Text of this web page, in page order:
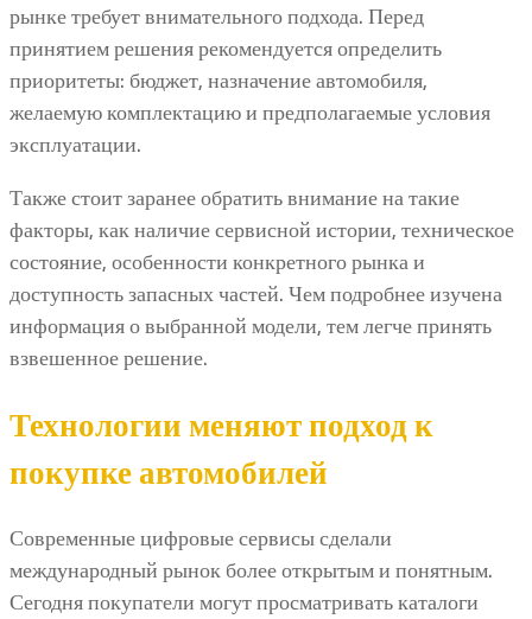
рынке требует внимательного подхода. Перед
принятием решения рекомендуется определить
приоритеты: бюджет, назначение автомобиля,
желаемую комплектацию и предполагаемые условия
эксплуатации.
Также стоит заранее обратить внимание на такие
факторы, как наличие сервисной истории, техническое
состояние, особенности конкретного рынка и
доступность запасных частей. Чем подробнее изучена
информация о выбранной модели, тем легче принять
взвешенное решение.
Технологии меняют подход к
покупке автомобилей
Современные цифровые сервисы сделали
международный рынок более открытым и понятным.
Сегодня покупатели могут просматривать каталоги